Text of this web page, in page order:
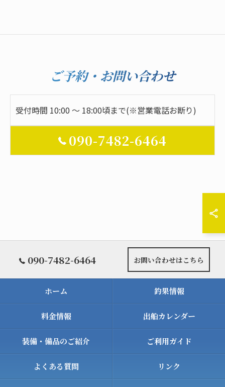
ご予約・お問い合わせ
受付時間 10:00 ～ 18:00頃まで(※営業電話お断り)
090-7482-6464
090-7482-6464 お問い合わせはこちら
ホーム 釣果情報
料金情報 出船カレンダー
装備・備品のご紹介 ご利用ガイド
よくある質問 リンク